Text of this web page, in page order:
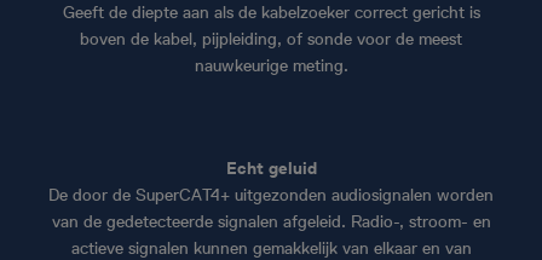
Geeft de diepte aan als de kabelzoeker correct gericht is
boven de kabel, pijpleiding, of sonde voor de meest
nauwkeurige meting.
Echt geluid
De door de SuperCAT4+ uitgezonden audiosignalen worden
van de gedetecteerde signalen afgeleid. Radio-, stroom- en
actieve signalen kunnen gemakkelijk van elkaar en van